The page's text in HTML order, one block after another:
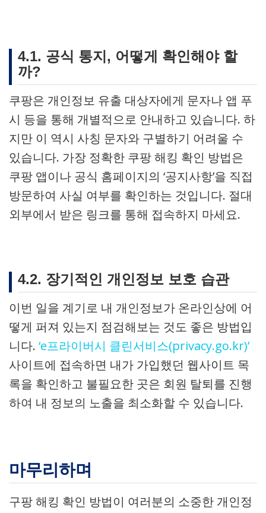
4.1. 공식 통지, 어떻게 확인해야 할
까?
쿠팡은 개인정보 유출 대상자에게 문자나 앱 푸
시 등을 통해 개별적으로 안내하고 있습니다. 하
지만 이 역시 사칭 문자와 구별하기 어려울 수
있습니다. 가장 정확한 쿠팡 해킹 확인 방법은
쿠팡 앱이나 공식 홈페이지의 ‘공지사항’을 직접
방문하여 사실 여부를 확인하는 것입니다. 절대
외부에서 받은 링크를 통해 접속하지 마세요.
4.2. 장기적인 개인정보 보호 습관
이번 일을 계기로 내 개인정보가 온라인상에 어
떻게 퍼져 있는지 점검해보는 것도 좋은 방법입
니다. ‘e프라이버시 클린서비스(privacy.go.kr)’
사이트에 접속하면 내가 가입했던 웹사이트 목
록을 확인하고 불필요한 곳은 회원 탈퇴를 진행
하여 내 정보의 노출을 최소화할 수 있습니다.
마무리하며
구팡 해킹 확인 방법이 여러분의 소중한 개인정